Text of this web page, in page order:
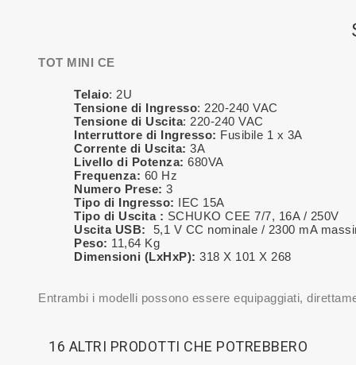
TOT MINI CE
Telaio: 2U
Tensione di Ingresso: 220-240 VAC
Tensione di Uscita: 220-240 VAC
Interruttore di Ingresso: Fusibile 1 x 3A
Corrente di Uscita: 3A
Livello di Potenza: 680VA
Frequenza: 60 Hz
Numero Prese: 3
Tipo di Ingresso: IEC 15A
Tipo di Uscita : SCHUKO CEE 7/7, 16A / 250V
Uscita USB:
5,1 V CC nominale / 2300 mA
Peso: 11,64 Kg
Dimensioni (LxHxP): 318 X 101 X 268
Entrambi i modelli possono essere equipaggiati,
16 ALTRI PRODOTTI CHE POTREBBERO